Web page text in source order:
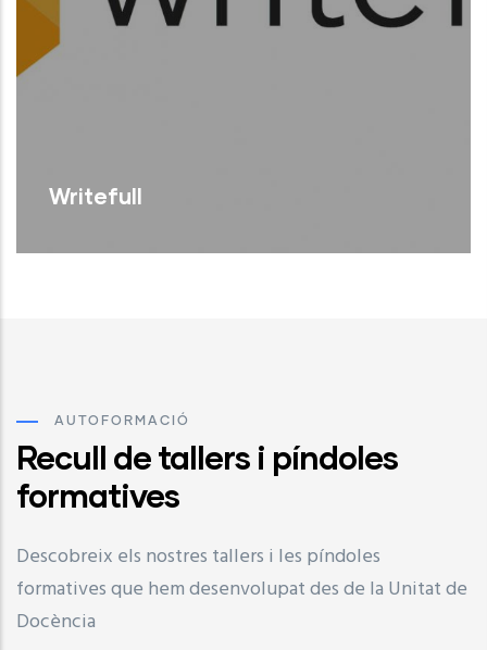
Writefull
Writefullés un complement, disp
AUTOFORMACIÓ
Recull de tallers i píndoles
formatives
Descobreix els nostres tallers i les píndoles
formatives que hem desenvolupat des de la Unitat de
Docència